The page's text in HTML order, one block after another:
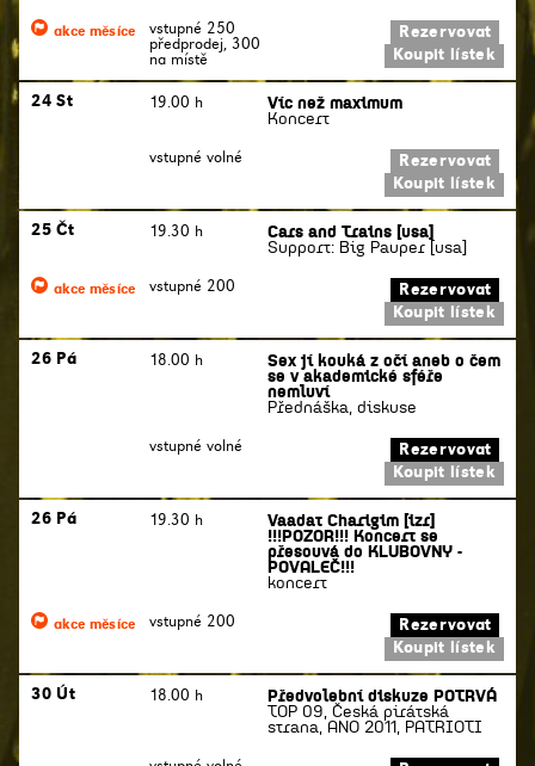
akce měsíce
vstupné 250
předprodej, 300
na místě
Rezervovat
Koupit lístek
24 St 19.00 h Víc než maximum
Koncert
vstupné volné
Rezervovat
Koupit lístek
25 Čt 19.30 h Cars and Trains [usa]
Support: Big Pauper [usa]
akce měsíce vstupné 200
Rezervovat
Koupit lístek
26 Pá 18.00 h Sex jí kouká z očí aneb o čem
se v akademické sféře
nemluví
Přednáška, diskuse
vstupné volné
Rezervovat
Koupit lístek
26 Pá 19.30 h Vaadat Charigim [izr]
!!!POZOR!!! Koncert se
přesouvá do KLUBOVNY -
POVALEČ!!!
koncert
akce měsíce vstupné 200
Rezervovat
Koupit lístek
30 Út 18.00 h Předvolební diskuze POTRVÁ
TOP 09, Česká pirátská
strana, ANO 2011, PATRIOTI